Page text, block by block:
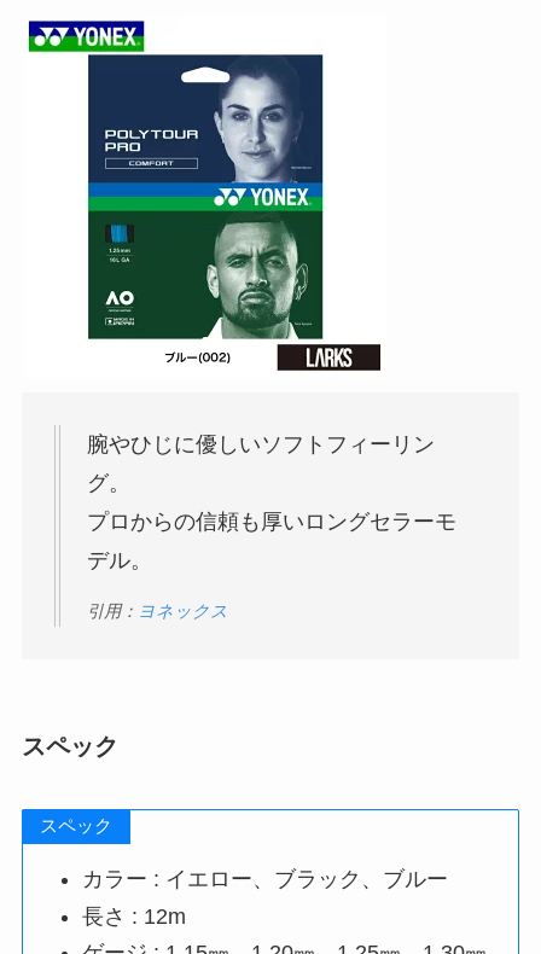
腕やひじに優しいソフトフィーリン
グ。
プロからの信頼も厚いロングセラーモ
デル。
引用： ヨネックス
スペック
スペック
カラー : イエロー、ブラック、ブルー
長さ : 12m